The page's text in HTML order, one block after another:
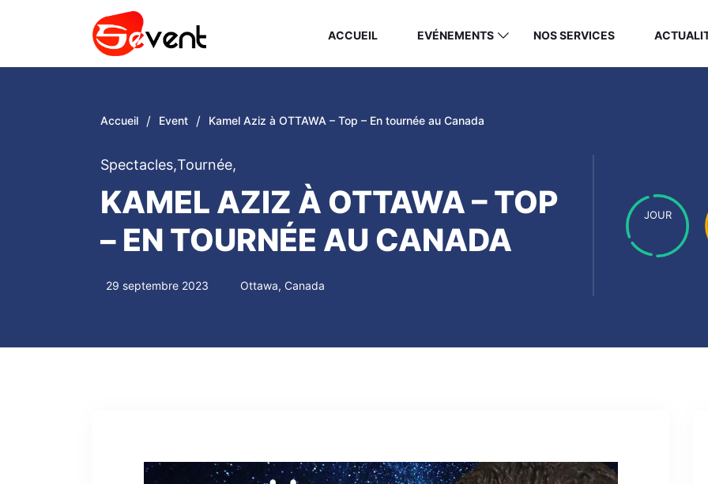
ACCUEIL EVÉNEMENTS NOS SERVICES
Accueil / Event / Kamel Aziz à OTTAWA – Top – En tournée au Canada
Spectacles,Tournée,
KAMEL AZIZ À OTTAWA – TOP
– EN TOURNÉE AU CANADA
29 septembre 2023 Ottawa, Canada
JOUR